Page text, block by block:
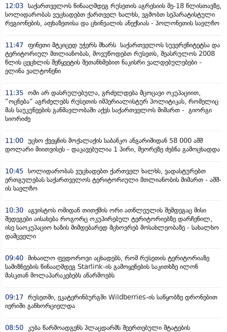
12:03 საქართველოს წინააღმდეგ რუსეთის აგრესიის მე-18 წლისთავზე,
სოლიდარობას ვუცხადებთ ქართველ ხალხს, ვგმობთ სეპარატისტული
რეგიონების, აფხაზეთისა და ცხინვალის ანექსიას - პოლონეთის საელჩო
11:47 ფინეთი მტკიცედ უჭერს მხარს საქართველოს სუვერენიტეტსა და
ტერიტორიულ მთლიანობას, მოვუწოდებთ რუსეთს, შეასრულოს 2008
წლის ცეცხლის შეწყვეტის შეთანხმებით ნაკისრი ვალდებულებები -
ელინა ვალტონენი
11:35 ომი არ დასრულებულა, გრძელდება მცოცავი ოკუპაციით,
“ოცნება“ აგრძელებს რუსეთის იმპერიალისტურ პოლიტიკას, რომელიც
მას საუკუნეების განმავლობაში აქვს საქართველოს მიმართ - გიორგი
სიორიძე
11:00 უცხო ქვეყნის მოქალაქის საბანკო ანგარიშიდან 58 000 აშშ
დოლარი მიითვისეს - დაკავებულია 1 პირი, მეორეზე ძებნა გამოცხადდა
10:45 სოლიდარობას ვუცხადებთ ქართველ ხალხს, ვადასტურებთ
ერთგულებას საქართველოს ტერიტორიული მთლიანობის მიმართ - აშშ-
ის საელჩო
10:30 აგვისტოს ომიდან თითქმის ორი ათწლეულის შემდეგაც მისი
შედეგები აისახება როგორც ოკუპირებულ ტერიტორიებზე დარჩენილ,
ისე საოკუპაციო ხაზის მიმდებარედ მცხოვრებ მოსახლეობაზე - სახალხო
დამცველი
09:40 მიხაილო ფედოროვი აცხადებს, რომ რუსეთის ტერიტორიაზე
სამიზნეების წინააღმდეგ Starlink-ის გამოყენების საკითხზე ილონ
მასკთან მოლაპარაკებებს აწარმოებს
09:17 რუსეთში, ეკატერინბურგში Wildberries-ის საწყობზე დრონებით
იერიში განხორციელდა
08:50 კუბა წარმოადგენს პლაცდარმს შეერთებული შტატების